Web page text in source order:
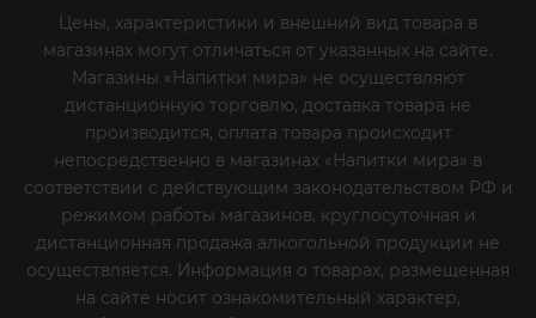
Цены, характеристики и внешний вид товара в
магазинах могут отличаться от указанных на сайте.
Магазины «Напитки мира» не осуществляют
дистанционную торговлю, доставка товара не
производится, оплата товара происходит
непосредственно в магазинах «Напитки мира» в
соответствии с действующим законодательством РФ и
режимом работы магазинов, круглосуточная и
дистанционная продажа алкогольной продукции не
осуществляется. Информация о товарах, размещенная
на сайте носит ознакомительный характер,